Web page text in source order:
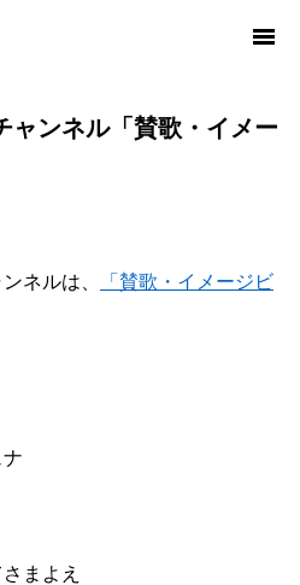
ャンネル「賛歌・イメー
ネルは、
「賛歌・イメージビ
まよえ